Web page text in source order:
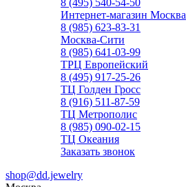
8 (495) 540-54-50
Интернет-магазин Москва
8 (985) 623-83-31
Москва-Сити
8 (985) 641-03-99
ТРЦ Европейский
8 (495) 917-25-26
ТЦ Голден Гросс
8 (916) 511-87-59
ТЦ Метрополис
8 (985) 090-02-15
ТЦ Океания
Заказать звонок
shop@dd.jewelry